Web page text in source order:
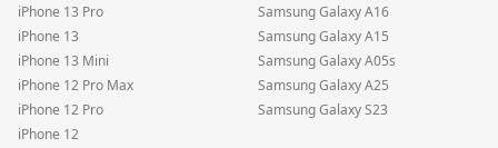
iPhone 13 Pro
iPhone 13
iPhone 13 Mini
iPhone 12 Pro Max
iPhone 12 Pro
iPhone 12
Samsung Galaxy A16
Samsung Galaxy A15
Samsung Galaxy A05s
Samsung Galaxy A25
Samsung Galaxy S23